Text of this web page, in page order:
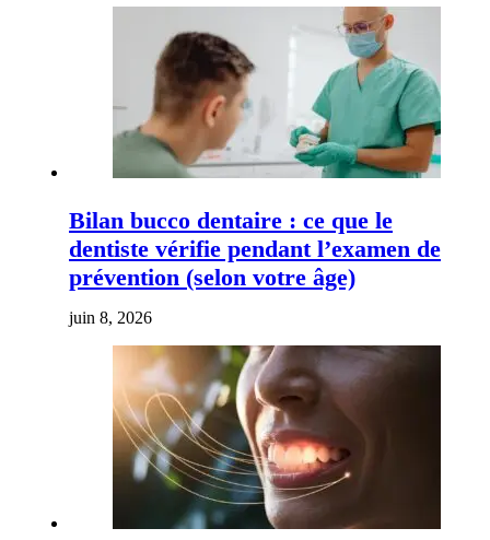
Bilan bucco dentaire : ce que le
dentiste vérifie pendant l’examen de
prévention (selon votre âge)
juin 8, 2026